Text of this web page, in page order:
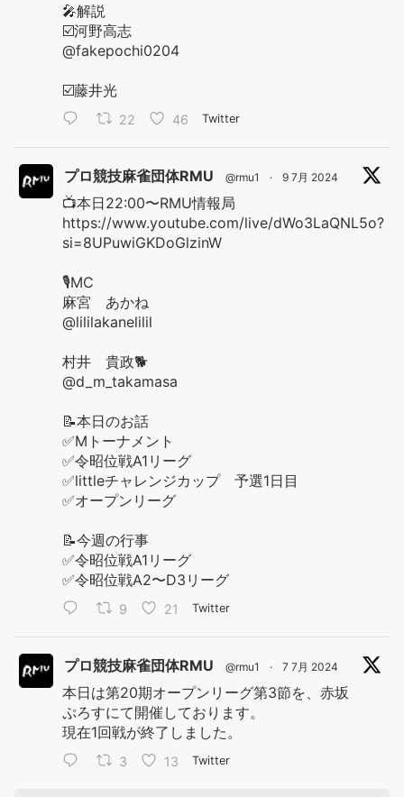
🎤解説
☑️河野高志
@fakepochi0204
☑️藤井光
22 46 Twitter
プロ競技麻雀団体RMU @rmu1 · 9 7月 2024
📺本日22:00〜RMU情報局
https://www.youtube.com/live/dWo3LaQNL5o?
si=8UPuwiGKDoGlzinW
🎙️MC
麻宮 あかね
@lililakanelilil
村井 貴政🐕
@d_m_takamasa
📝本日のお話
✅Mトーナメント
✅令昭位戦A1リーグ
✅littleチャレンジカップ 予選1日目
✅オープンリーグ
📝今週の行事
✅令昭位戦A1リーグ
✅令昭位戦A2〜D3リーグ
9 21 Twitter
プロ競技麻雀団体RMU @rmu1 · 7 7月 2024
本日は第20期オープンリーグ第3節を、赤坂
ぷろすにて開催しております。
現在1回戦が終了しました。
3 13 Twitter